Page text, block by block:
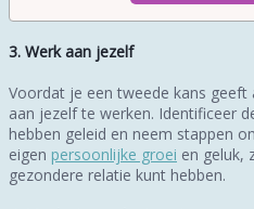
3. Werk aan jezelf
Voordat je een tweede kans
aan jezelf te werken. Identificeer
hebben geleid en neem stappen
eigen persoonlijke groei en geluk,
gezondere relatie kunt hebben.